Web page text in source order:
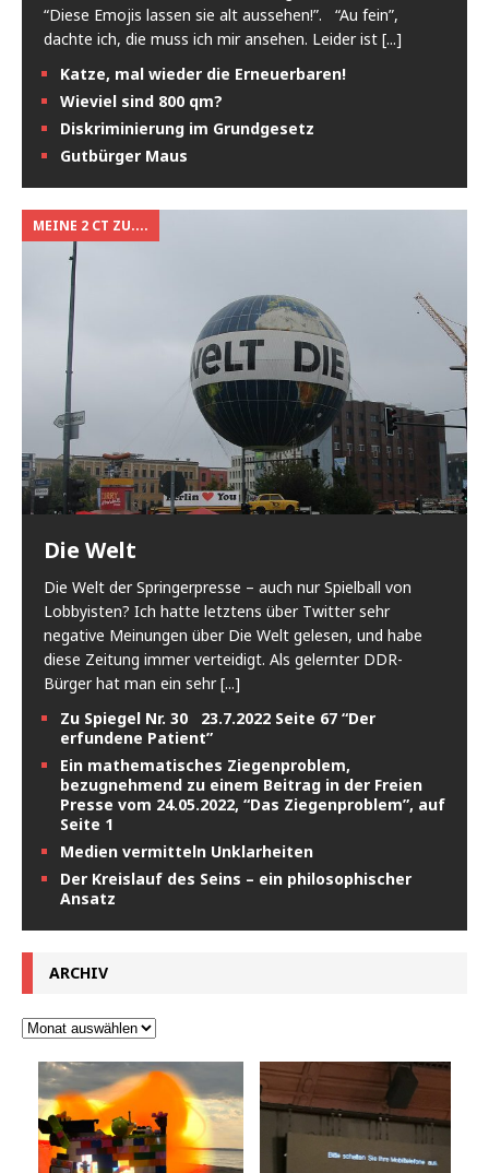
“Diese Emojis lassen sie alt aussehen!”. “Au fein”,
dachte ich, die muss ich mir ansehen. Leider ist [...]
Katze, mal wieder die Erneuerbaren!
Wieviel sind 800 qm?
Diskriminierung im Grundgesetz
Gutbürger Maus
MEINE 2 CT ZU....
Die Welt
Die Welt der Springerpresse – auch nur Spielball von
Lobbyisten? Ich hatte letztens über Twitter sehr
negative Meinungen über Die Welt gelesen, und habe
diese Zeitung immer verteidigt. Als gelernter DDR-
Bürger hat man ein sehr[...]
Zu Spiegel Nr. 30 23.7.2022 Seite 67 “Der
erfundene Patient”
Ein mathematisches Ziegenproblem,
bezugnehmend zu einem Beitrag in der Freien
Presse vom 24.05.2022, “Das Ziegenproblem”, auf
Seite 1
Medien vermitteln Unklarheiten
Der Kreislauf des Seins – ein philosophischer
Ansatz
ARCHIV